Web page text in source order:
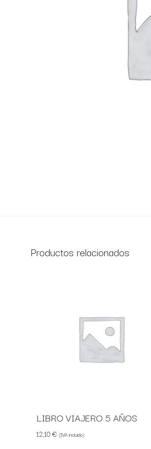
Productos relacionados
LIBRO VIAJERO 5 AÑOS
12,10€ (IVA incluido)